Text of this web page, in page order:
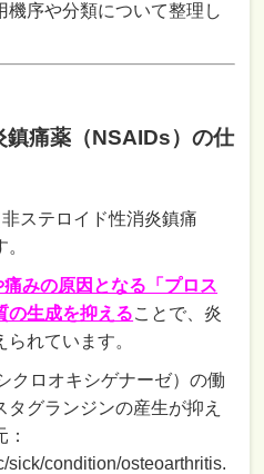
機序や分類について整理し
鎮痛薬（NSAIDs）の仕
ステロイド性消炎鎮痛
みの原因となる「プロス
の生成を抑えることで、炎
れています。
クロオキシゲナーゼ）の働
グランジンの産生が抑え
sick/condition/osteoarthritis.